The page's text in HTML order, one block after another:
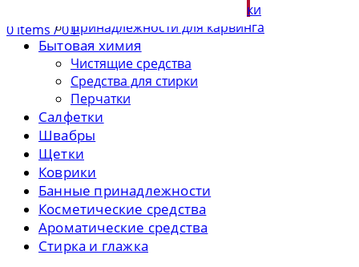
0 items /0Р
Принадлежности для выпечки
Принадлежности для карвинга
Бытовая химия
Чистящие средства
Средства для стирки
Перчатки
Салфетки
Швабры
Щетки
Коврики
Банные принадлежности
Косметические средства
Ароматические средства
Стирка и глажка